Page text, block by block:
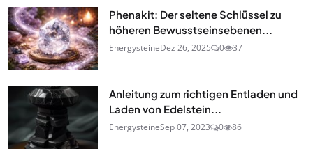
Phenakit: Der seltene Schlüssel zu
höheren Bewusstseinsebenen...
EnergysteineDez 26, 2025 0 37
Anleitung zum richtigen Entladen und
Laden von Edelstein...
EnergysteineSep 07, 2023 0 86